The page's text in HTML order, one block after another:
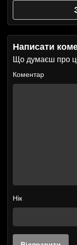
Написати
Що думаєш про
Коментар
Нік